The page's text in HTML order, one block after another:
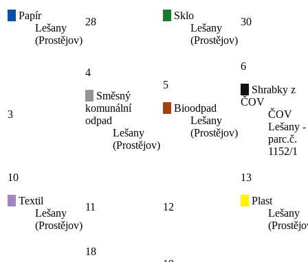
Papír
Lešany
(Prostějov)
28
Sklo
Lešany
(Prostějov)
30
3
4
Směsný
komunální
odpad
Lešany
(Prostějov)
5
Bioodpad
Lešany
(Prostějov)
6
Shrabky z
ČOV
ČOV
Lešany -
parc.č.
1152/1
10
Textil
Lešany
(Prostějov)
11 12
13
Plast
Lešany
18